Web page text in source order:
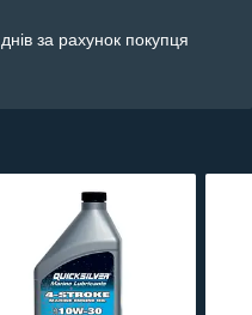
за рахунок покупця